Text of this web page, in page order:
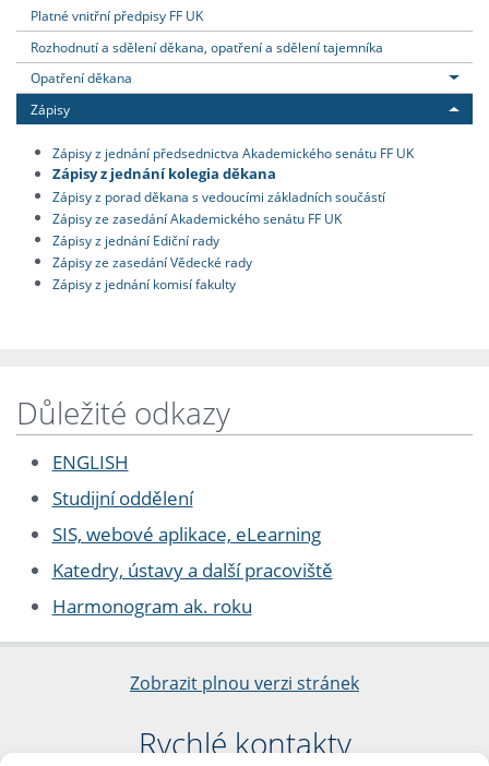
Platné vnitřní předpisy FF UK
Rozhodnutí a sdělení děkana, opatření a sdělení tajemníka
Opatření děkana
Zápisy
Zápisy z jednání předsednictva Akademického senátu FF UK
Zápisy z jednání kolegia děkana
Zápisy z porad děkana s vedoucími základních součástí
Zápisy ze zasedání Akademického senátu FF UK
Zápisy z jednání Ediční rady
Zápisy ze zasedání Vědecké rady
Zápisy z jednání komisí fakulty
Důležité odkazy
ENGLISH
Studijní oddělení
SIS, webové aplikace, eLearning
Katedry, ústavy a další pracoviště
Harmonogram ak. roku
Zobrazit plnou verzi stránek
Rychlé kontakty